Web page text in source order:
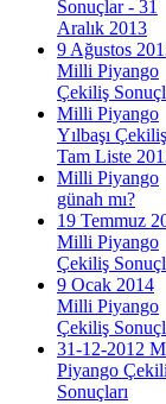
Sonuçlar - 31
Aralık 2013
9 Ağustos
Milli Piyango
Çekiliş
Milli Piyango
Yılbaşı
Tam Liste
Milli Piyango
günah mı?
19 Temmuz
Milli Piyango
Çekiliş
9 Ocak 2014
Milli Piyango
Çekiliş
31-12-2012
Piyango
Sonuçları